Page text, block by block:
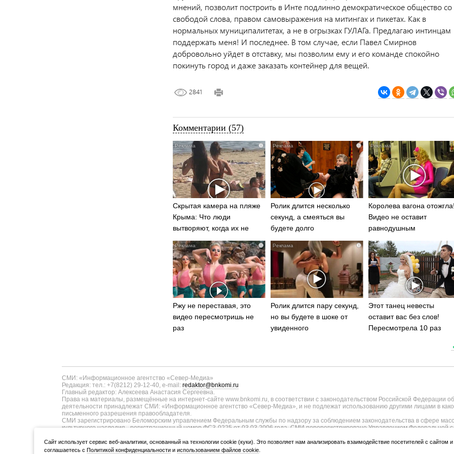
мнений, позволит построить в Инте подлинно демократическое общество со
свободой слова, правом самовыражения на митингах и пикетах. Как в
нормальных муниципалитетах, а не в огрызках ГУЛАГа. Предлагаю интинцам
поддержать меня! И последнее. В том случае, если Павел Смирнов
добровольно уйдет в отставку, мы позволим ему и его команде спокойно
покинуть город и даже заказать контейнер для вещей.
2841
Комментарии (57)
i
Скрытая камера на пляже
Крыма: Что люди
вытворяют, когда их не
видят...
i
Ролик длится несколько
секунд, а смеяться вы
будете долго
Королева вагона
Видео не оставит
равнодушным
i
Ржу не переставая, это
видео пересмотришь не
раз
i
Ролик длится пару секунд,
но вы будете в шоке от
увиденного
Этот танец невесты
оставит вас без слов!
Пересмотрела 10 раз
СМИ: «Информационное агентство «Север-Медиа»
Редакция: тел.: +7(8212) 29-12-40, e-mail: redaktor@bnkomi.ru
Главный редактор: Алексеева Анастасия Сергеевна.
Права на материалы, размещённые на интернет-сайте www.bnkomi.ru, в соответствии с законодательством Российской Федерации
деятельности принадлежат СМИ: «Информационное агентство «Север-Медиа», и не подлежат использованию другими лицами в
письменного разрешения правообладателя.
СМИ зарегистрировано Беломорским управлением Федеральным службы по надзору за соблюдением законодательства в сфере
культурного наследия - регистрационный номер ФС3-0225 от 03.03.2006 года. СМИ перерегистрировано Управлением Федеральной
ТУ11-00371 от 01.06.2017 года. В запись о регистрации СМИ внесены изменения Федеральной службы по надзору в сфере связи,
коммуникаций в связи с изменением территории распространения, уточнением тематики - регистрационный номер ИА № ФС77-
Cайт использует сервис веб-аналитики, основанный на технологии cookie (куки). Это позволяет нам анализировать взаимодействие посетителей с
соглашаетесь сПолитикой конфиденциальности ииспользованием файлов cookie